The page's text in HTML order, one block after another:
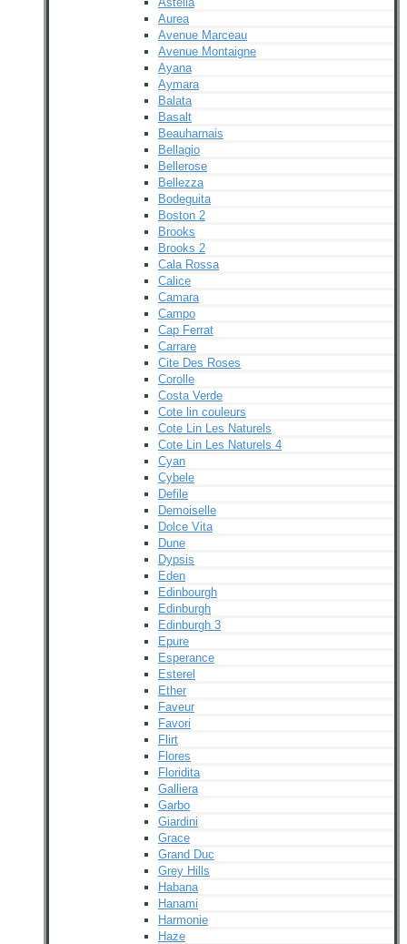
Aurea
Avenue Marceau
Avenue Montaigne
Ayana
Aymara
Balata
Basalt
Beauharnais
Bellagio
Bellerose
Bellezza
Bodeguita
Boston 2
Brooks
Brooks 2
Cala Rossa
Calice
Camara
Campo
Cap Ferrat
Carrare
Cite Des Roses
Corolle
Costa Verde
Cote lin couleurs
Cote Lin Les Naturels
Cote Lin Les Naturels 4
Cyan
Cybele
Defile
Demoiselle
Dolce Vita
Dune
Dypsis
Eden
Edinbourgh
Edinburgh
Edinburgh 3
Epure
Esperance
Esterel
Ether
Faveur
Favori
Flirt
Flores
Floridita
Galliera
Garbo
Giardini
Grace
Grand Duc
Grey Hills
Habana
Hanami
Harmonie
Haze